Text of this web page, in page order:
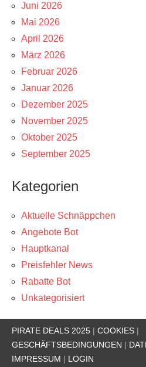
Juni 2026
Mai 2026
April 2026
März 2026
Februar 2026
Januar 2026
Dezember 2025
November 2025
Oktober 2025
September 2025
Kategorien
Aktuelle Schnäppchen
Angebote Bot
Hauptkanal
Preisfehler News
Rabatte Bot
Unkategorisiert
PIRATE DEALS 2025 | COOKIES |
GESCHÄFTSBEDINGUNGEN |
IMPRESSUM | LOGIN